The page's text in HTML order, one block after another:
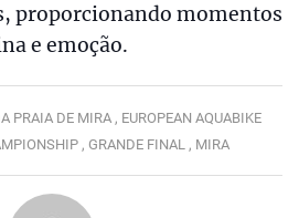
proporcionando momentos
e emoção.
PRAIA DE MIRA , EUROPEAN AQUABIKE
, GRANDE FINAL , MIRA